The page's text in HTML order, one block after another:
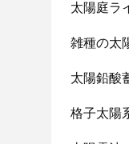
太陽庭ラ
雑種の太
太陽鉛酸
格子太陽